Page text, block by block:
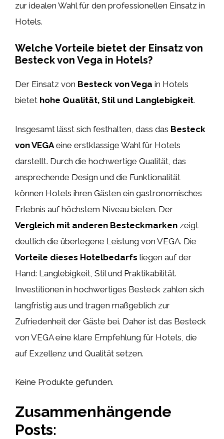
zur idealen Wahl für den professionellen Einsatz in
Hotels.
Welche Vorteile bietet der Einsatz von
Besteck von Vega in Hotels?
Der Einsatz von Besteck von Vega in Hotels
bietet hohe Qualität, Stil und Langlebigkeit.
Insgesamt lässt sich festhalten, dass das Besteck
von VEGA eine erstklassige Wahl für Hotels
darstellt. Durch die hochwertige Qualität, das
ansprechende Design und die Funktionalität
können Hotels ihren Gästen ein gastronomisches
Erlebnis auf höchstem Niveau bieten. Der
Vergleich mit anderen Besteckmarken zeigt
deutlich die überlegene Leistung von VEGA. Die
Vorteile dieses Hotelbedarfs liegen auf der
Hand: Langlebigkeit, Stil und Praktikabilität.
Investitionen in hochwertiges Besteck zahlen sich
langfristig aus und tragen maßgeblich zur
Zufriedenheit der Gäste bei. Daher ist das Besteck
von VEGA eine klare Empfehlung für Hotels, die
auf Exzellenz und Qualität setzen.
Keine Produkte gefunden.
Zusammenhängende
Posts: